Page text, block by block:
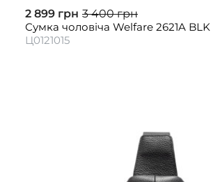
2 899 грн 3 400 грн
Сумка чоловіча Welfare 2621A BLK
Ц0121015